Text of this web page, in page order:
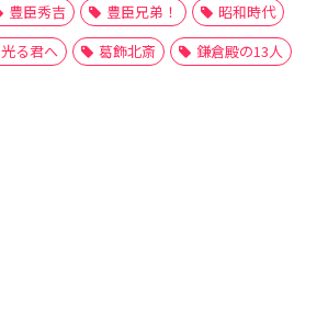
豊臣秀吉
豊臣兄弟！
昭和時代
光る君へ
葛飾北斎 鎌倉殿の13人